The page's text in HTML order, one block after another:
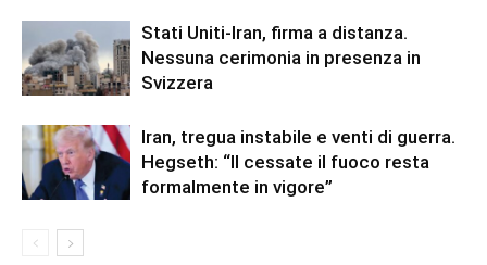
Stati Uniti-Iran, firma a distanza.
Nessuna cerimonia in presenza in
Svizzera
Iran, tregua instabile e venti di guerra.
Hegseth: “Il cessate il fuoco resta
formalmente in vigore”